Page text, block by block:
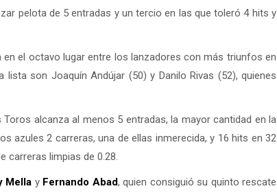
pelota de 5 entradas y un tercio en las que toleró 4 hits y
el octavo lugar entre los lanzadores con más triunfos en
son Joaquín Andújar (50) y Danilo Rivas (52), quienes
alcanza al menos 5 entradas, la mayor cantidad en la
azules 2 carreras, una de ellas inmerecida, y 16 hits en 32
carreras limpias de 0.28.
Mella y Fernando Abad, quien consiguió su quinto rescate